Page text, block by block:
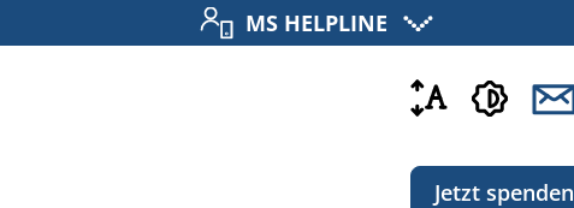
MS HELPLINE
Jetzt spenden